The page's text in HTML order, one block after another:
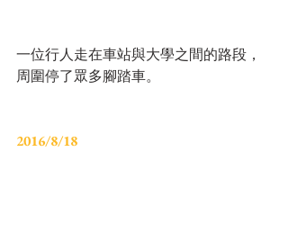
一位行人走在車站與大學之間的路段，
周圍停了眾多腳踏車。
2016/8/18